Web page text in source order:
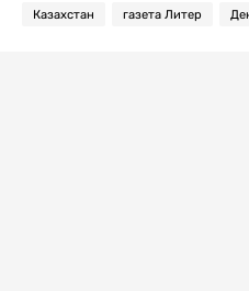
Казахстан газета Литер